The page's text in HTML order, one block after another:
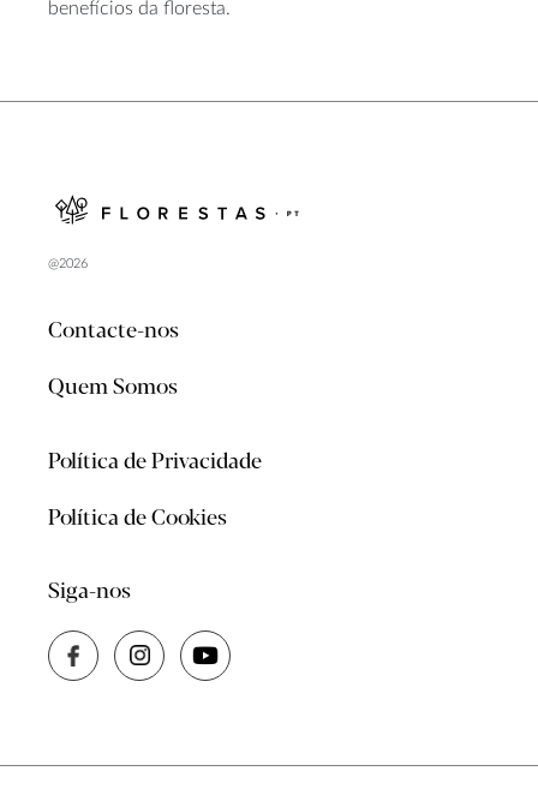
benefícios da floresta.
@2026
Contacte-nos
Quem Somos
Política de Privacidade
Política de Cookies
Siga-nos